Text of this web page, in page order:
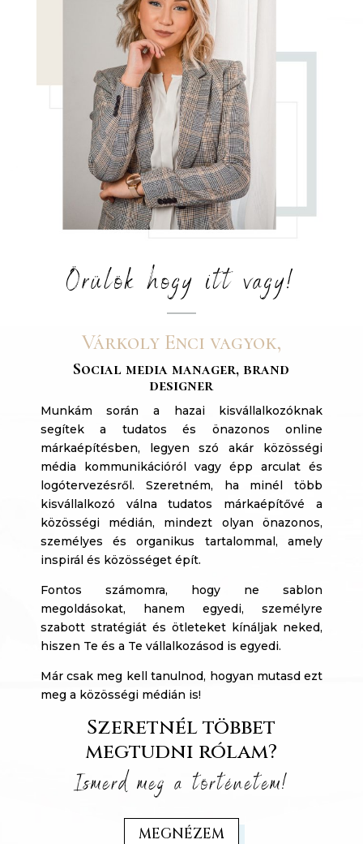
Örülök hogy itt vagy!
Várkoly Enci vagyok,
Social media manager, brand
designer
Munkám során a hazai kisvállalkozóknak
segítek a tudatos és önazonos online
márkaépítésben, legyen szó akár közösségi
média kommunikációról vagy épp arculat és
logótervezésről. Szeretném, ha minél több
kisvállalkozó válna tudatos márkaépítővé a
közösségi médián, mindezt olyan önazonos,
személyes és organikus tartalommal, amely
inspirál és közösséget épít.
Fontos számomra, hogy ne sablon
megoldásokat, hanem egyedi, személyre
szabott stratégiát és ötleteket kínáljak neked,
hiszen Te és a Te vállalkozásod is egyedi.
Már csak meg kell tanulnod, hogyan mutasd ezt
meg a közösségi médián is!
Szeretnél többet
megtudni rólam?
Ismerd meg a történetem!
MEGNÉZEM